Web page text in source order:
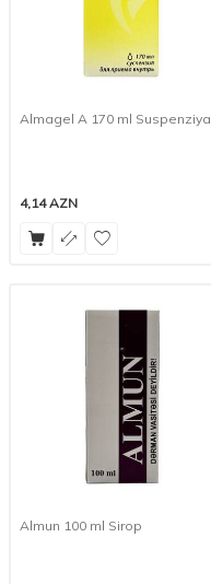
Almagel A 170 ml Suspenziya
4,14AZN
Almun 100 ml Sirop